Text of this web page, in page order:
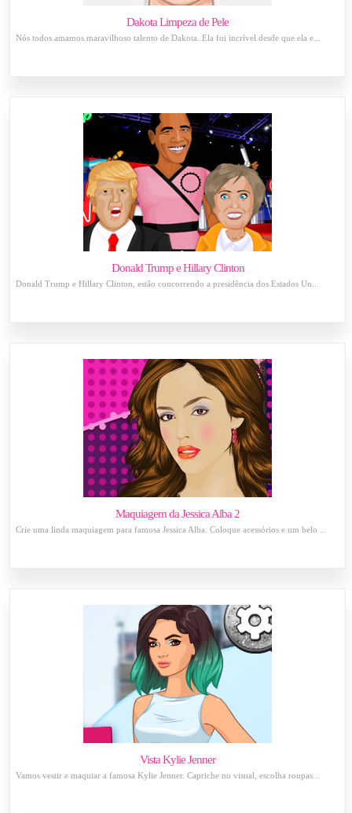
Dakota Limpeza de Pele
Nós todos amamos maravilhoso talento de Dakota. Ela foi incrível desde que ela e...
Donald Trump e Hillary Clinton
Donald Trump e Hillary Clinton, estão concorrendo a presidência dos Estados Un...
Maquiagem da Jessica Alba 2
Crie uma linda maquiagem para famosa Jessica Alba. Coloque acessórios e um belo ...
Vista Kylie Jenner
Vamos vestir e maquiar a famosa Kylie Jenner. Capriche no visual, escolha roupas...